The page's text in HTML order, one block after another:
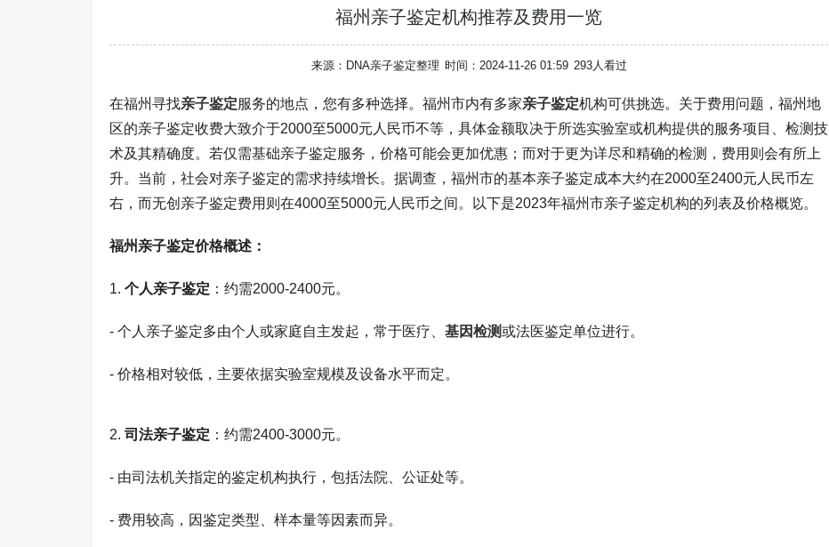
福州亲子鉴定机构推荐及费用一览
来源：DNA亲子鉴定整理 时间：2024-11-26 01:59 293人看过
在福州寻找亲子鉴定服务的地点，您有多种选择。福州市内有多家亲子鉴定机构可供挑选。关于费用问题，福州地
区的亲子鉴定收费大致介于2000至5000元人民币不等，具体金额取决于所选实验室或机构提供的服务项目、检测技
术及其精确度。若仅需基础亲子鉴定服务，价格可能会更加优惠；而对于更为详尽和精确的检测，费用则会有所上
升。当前，社会对亲子鉴定的需求持续增长。据调查，福州市的基本亲子鉴定成本大约在2000至2400元人民币左
右，而无创亲子鉴定费用则在4000至5000元人民币之间。以下是2023年福州市亲子鉴定机构的列表及价格概览。
福州亲子鉴定价格概述：
1. 个人亲子鉴定 ：约需2000-2400元。
- 个人亲子鉴定多由个人或家庭自主发起，常于医疗、 基因检测或法医鉴定单位进行。
- 价格相对较低，主要依据实验室规模及设备水平而定。
2. 司法亲子鉴定 ：约需2400-3000元。
- 由司法机关指定的鉴定机构执行，包括法院、公证处等。
- 费用较高，因鉴定类型、样本量等因素而异。